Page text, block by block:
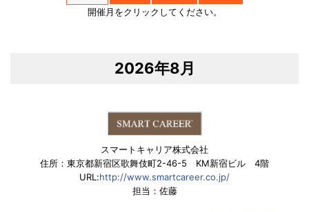
開催月をクリックしてください。
2026年8月
スマートキャリア株式会社
住所：東京都新宿区歌舞伎町2-46-5 KM新宿ビル 4階
URL:http://www.smartcareer.co.jp/
担当：佐藤